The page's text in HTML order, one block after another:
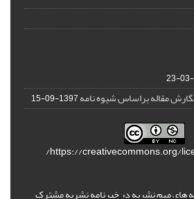
مقاله براساس شیوه نامه1397-09-15
https://creativecommons.org/
های مهم نشریه در خبرنامه نشریه مشترک